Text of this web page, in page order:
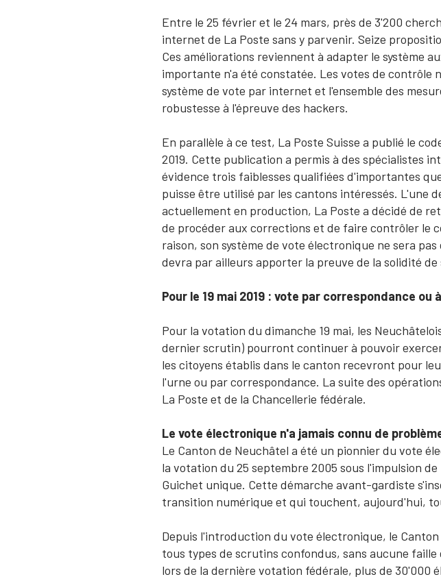
Entre le 25 février et le 24 mars, près de 3'200
internet de La Poste sans y parvenir. Seize
Ces améliorations reviennent à adapter le système
importante n'a été constatée. Les votes de contrôle
système de vote par internet et l'ensemble des
robustesse à l'épreuve des hackers.
En parallèle à ce test, La Poste Suisse a publié le
2019. Cette publication a permis à des spécialistes
évidence trois faiblesses qualifiées d'importantes
puisse être utilisé par les cantons intéressés. L'une
actuellement en production, La Poste a décidé de
de procéder aux corrections et de faire contrôler le
raison, son système de vote électronique ne sera
devra par ailleurs apporter la preuve de la solidité de
Pour le 19 mai 2019 : vote par correspondance ou
Pour la votation du dimanche 19 mai, les
dernier scrutin) pourront continuer à pouvoir
les citoyens établis dans le canton recevront pour
l'urne ou par correspondance. La suite des
La Poste et de la Chancellerie fédérale.
Le vote électronique n'a jamais connu de
Le Canton de Neuchâtel a été un pionnier du vote
la votation du 25 septembre 2005 sous l'impulsion
Guichet unique. Cette démarche avant-gardiste
transition numérique et qui touchent, aujourd'hui,
Depuis l'introduction du vote électronique, le
tous types de scrutins confondus, sans aucune
lors de la dernière votation fédérale, plus de